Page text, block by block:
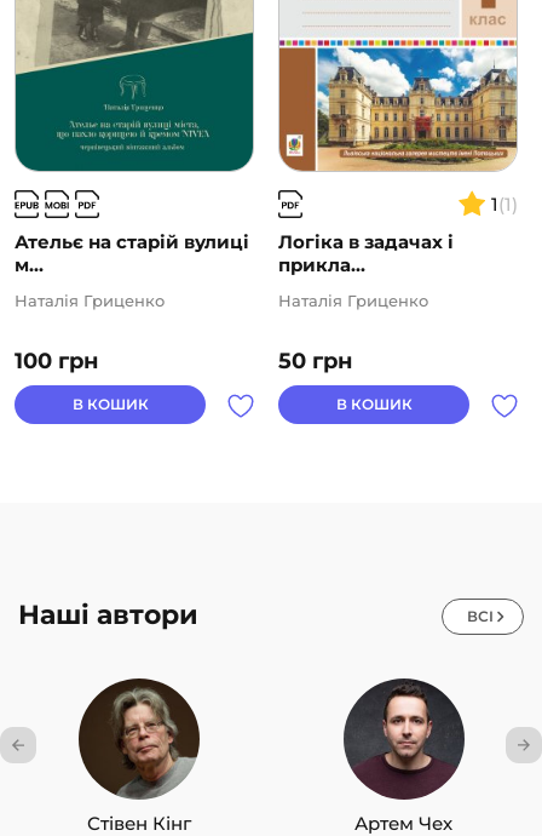
Ательє на старій вулиці
м...
100 грн
Наталія Гриценко
В КОШИК
1(1)
Логіка в задачах і
прикла...
50 грн
Наталія Гриценко
В КОШИК
Наші автори ВСІ
Стівен Кінг Артем Чех